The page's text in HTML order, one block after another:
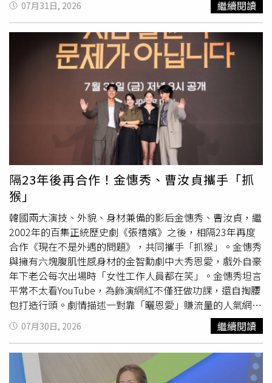
料，因此若偽造證件足以亂真，醫院未能第一時間辨識，不
一定構成違法。不過，在合法配偶提出質疑後，院方是否已
善盡查核、暫停相關程序及風險控管義務，仍有待法院進一
步認定。對於最受外界關注的冷凍胚胎處置問題，律師表
示，現行法律認為冷凍胚胎屬具有生命發展可能性的特殊客
體，其處置權原則上屬於精子與卵子的提供者。朱女雖是合
法配偶，但因未參與胚胎形成，依法無法單方面要求醫院銷
毀胚胎。不過，她仍可透過追究偽造證件責任、向衛生主管
機關檢舉醫院流程是否存在疏失，或向法院聲請行為保全等
方式，避免涉案胚胎後續遭到移植，進一步維護自身權益。
示」；調查過程中另外抓到楊姓護理師在Medgate系統也漏
報，這構成重大職務疏失，也不符醫療道德規範，導致公司
無法預知風險、釐清職業災害的責任歸屬，因此楊姓護理師
無法勝任工作。台北地院調查，依據3M的作業指導書，任
何異常事件例如災害、事故發生後，「權責單位」24小時內
應依規定登錄於3M全球事故管理系統，所謂權責單位是指
事發單位，從員工的證詞也可知道，是否在EHS360系統通
報，由EHS部門的主管或資深工程師來判斷，楊姓護理師不
具有EHS通報的義務。至於Medgate系統未紀錄的部分，法
官認為楊姓護理師違規，因為《勞工健康保護規則》明定勞
工健康服務人員應保存勞工職業衛生、職業健康的相關調查
以及傷害疾病的紀錄，這是楊姓護理師的工作，她就應該使
用Medgate記下醫療處置的情形，何況她自己也承認，第一
次到第三次傷病急救事件並未在Medgate系統登錄。既然楊
姓護理師確有疏失，為何3M解僱仍不合法？北院指出，
2022年操作員腳踝扭傷、2023年技術員撞頭流血、2024年
工程師昏倒，發生頻率只有一年一次，而且這些員工的傷病
情形還不到重大事故的程度，楊姓護理師也都有治療他們，
「兩造尚非無法繼續維持僱傭關係存在」，但3M終止勞動
契約之前未先採取記過、減薪等手段督促改善，不符合「解
僱最後手段性原則」，因此判決楊姓護理師勝訴，可回任
3M廠護。楊姓護理師「被離職」後，去年7月開始新工作，
加上3M付給她39萬4708元的資遣費，扣除薪資差額與資遣
費，北院判決3M應再付6910元給楊姓護理師，並從今年6
月到復職日為止，按月支付9萬3377元。本案為一審判決，
可上訴二審。值得玩味的是，判決書提到這4次急救事件未
導，他不忘維繫師生感情，2023年6月29日請原本三年級的
學生喝飲料，本案女學生沒喝到，對於男老師請客名單是否
刻意排除她出現爭議。請飲料事件隔天，女學生父母向校方
申請調查校園霸凌事件，主張男老師私下交代同學排擠女
兒，不要讓女兒知道老師請飲料，還在同學面前說女兒會亂
告、會亂講飲料害她發胖又長不高，足以營造敵意及不友善
的學習環境。但依據四年級導師的說法，當時負責登記飲料
名單的學生在教室裡拿出一張白紙，公開說「要喝飲料趕快
來登記」，開放所有同學自行填上姓名，另有一名老師和一
名學生也說，遭申訴的男老師並未針對該名女學生刻意不請
飲料或要求同學不跟她玩。只有一名學生的訪談內容較為特
殊，提到男老師請飲料之前有說「不是特別想要請」該名女
學生，其實想請她喝但怕她會亂講「這種飲料會害她發胖、
長不高、有的沒的之類」因為很怕那位女學生的家長「又
告」。男老師告訴校方調查小組，他印象中男學生都要喝飲
料、女學生有幾個不喝，他想到可能有學生沒登記名單之後
還是想喝，所以多買一點。男老師強調，從沒說過不想請那
位女學生。台北高等行政法院依據調查小組的報告，認定男
老師並未私下指定誰不能被請客，他調查學生喝飲料意願
時，不只沒限制登記對象反而多買，以免有學生沒登記又臨
時想喝，這跟刻意排除特定學生的行為顯不相符。合議庭指
出，即使飲料意願調查單已經找不到或者沒列為調查證據，
仍可藉由多位證人一致陳述，還原當時公開調查的情形；女
學生家長控訴男老師要求同學排擠她、刻意不請她喝飲料，
並無其他客觀證據足以證明。法官查出，案發當天總共4名
學生沒喝到飲料，可證明男老師並非獨漏該名女學生，也沒
07月31日, 2026 繼續閱讀
隔23年後再合作！金憓秀、曹汝貞攜手「抓
猴」
韓國兩大演技、外貌、身材兼備的影后金憓秀、曹汝貞，繼
2002年的百集正統歷史劇《張禧嬪》之後，相隔23年再度
合作《現在不是外遇的問題》，共同攜手「抓猴」。金憓秀
與擁有六塊腹肌性感身材的金智勳劇中大秀恩愛，戲外自豪
年下老公每次出場時「女性工作人員都在笑」。金憓秀坦言
平常不太看YouTube，為飾演網紅不僅狂做功課，還自掏腰
包打造行頭。劇情描述一對靠「曬恩愛」賺流量的人氣網紅
夫妻，與正陷入離婚
泥沼的鄰居醫師夫妻，因一樁「連
外遇都顯得微不足道」的勁爆秘密而糾纏在一起，進而展開
一連串崩潰失控的故事。金憓秀與曹汝貞早在23年前便已透
過經典歷史劇《張禧嬪》結緣。金憓秀在記者會上回憶起兩
人初次相遇的情景時表示：「當年的曹汝貞還是一名尚在磨
07月30日, 2026 繼續閱讀